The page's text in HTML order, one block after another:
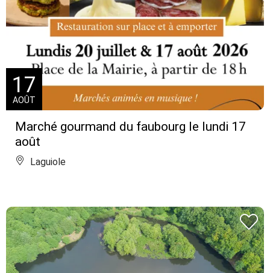
Marché gourmand du faubourg le lundi 17
août
17
AOÛT
Laguiole